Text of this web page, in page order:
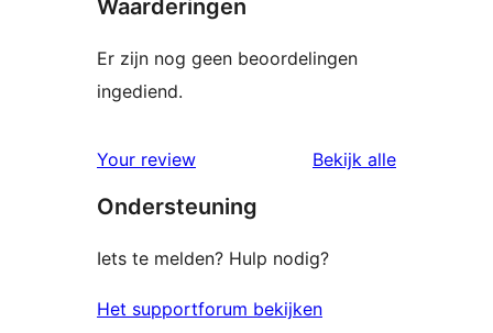
Waarderingen
Er zijn nog geen beoordelingen
ingediend.
Your review Bekijk alle
Ondersteuning
Iets te melden? Hulp nodig?
Het supportforum bekijken